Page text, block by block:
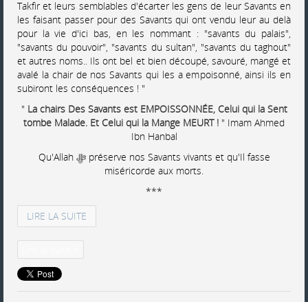
Takfir et leurs semblables d'écarter les gens de leur Savants en
les faisant passer pour des Savants qui ont vendu leur au delà
pour la vie d'ici bas, en les nommant : "savants du palais",
"savants du pouvoir", "savants du sultan", "savants du taghout"
et autres noms.. Ils ont bel et bien découpé, savouré, mangé et
avalé la chair de nos Savants qui les a empoisonné, ainsi ils en
subiront les conséquences ! "
" La chairs Des Savants est EMPOISSONNÉE, Celui qui la Sent
tombe Malade. Et Celui qui la Mange MEURT ! " Imam Ahmed
Ibn Hanbal
Qu'Allah ﷻ préserve nos Savants vivants et qu'Il fasse
miséricorde aux morts.
***
LIRE LA SUITE